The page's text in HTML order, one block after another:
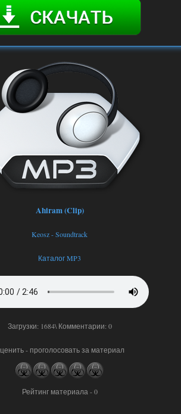
Ahiram (Clip)
Keosz - Soundtrack
Каталог MP3
Загрузки: 1684\ Комментарии: 0
- проголосовать за материал
Рейтинг материала - 0